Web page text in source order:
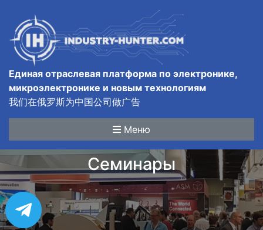
Единая отраслевая платформа по электронике,
микроэлектронике и новым технологиям
我们在俄罗斯为中国公司做广告
Меню
Семинары